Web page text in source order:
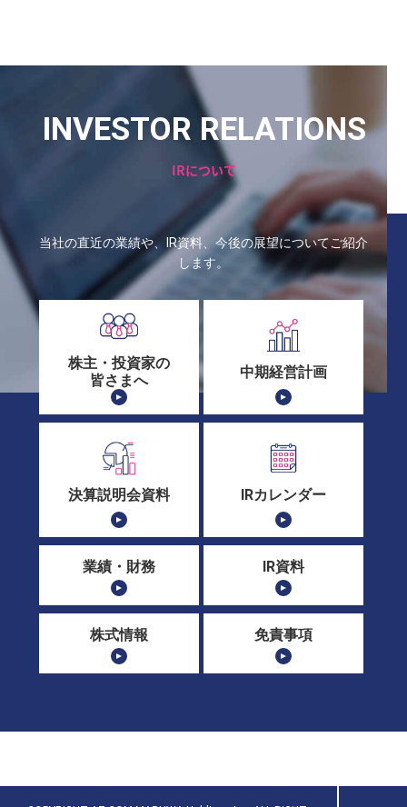
INVESTOR RELATIONS
IRについて
当社の直近の業績や、IR資料、今後の展望についてご紹介
します。
株主・投資家の
皆さまへ
中期経営計画
決算説明会資料 IRカレンダー
業績・財務 IR資料
株式情報 免責事項